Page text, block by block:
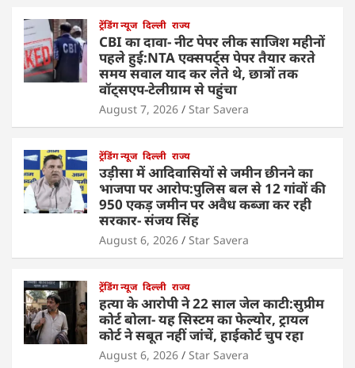
ट्रेंडिंग न्यूज दिल्ली राज्य
CBI का दावा- नीट पेपर लीक साजिश महीनों
पहले हुई:NTA एक्सपर्ट्स पेपर तैयार करते
समय सवाल याद कर लेते थे, छात्रों तक
वॉट्सएप-टेलीग्राम से पहुंचा
August 7, 2026 Star Savera
ट्रेंडिंग न्यूज दिल्ली राज्य
उड़ीसा में आदिवासियों से जमीन छीनने का
भाजपा पर आरोप:पुलिस बल से 12 गांवों की
950 एकड़ जमीन पर अवैध कब्जा कर रही
सरकार- संजय सिंह
August 6, 2026 Star Savera
ट्रेंडिंग न्यूज दिल्ली राज्य
हत्या के आरोपी ने 22 साल जेल काटी:सुप्रीम
कोर्ट बोला- यह सिस्टम का फेल्योर, ट्रायल
कोर्ट ने सबूत नहीं जांचें, हाईकोर्ट चुप रहा
August 6, 2026 Star Savera